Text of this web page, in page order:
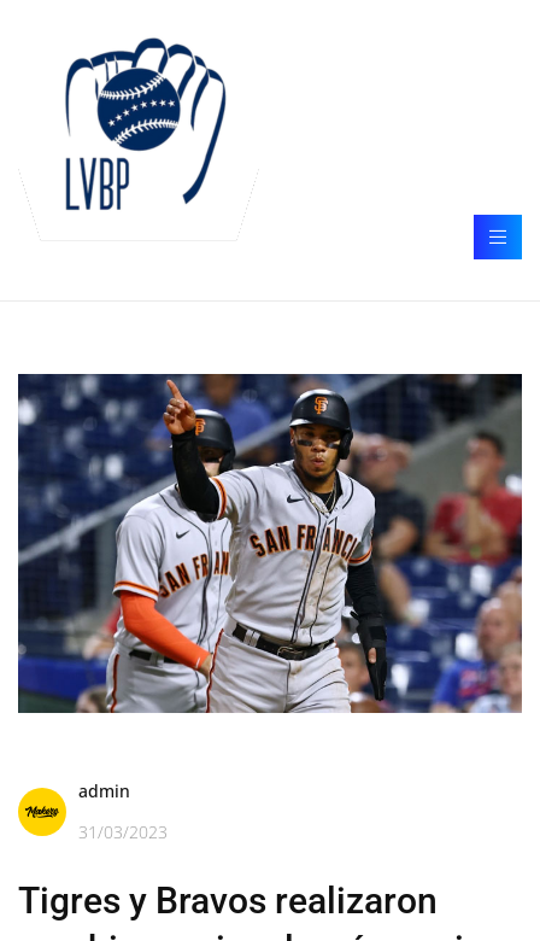
admin
31/03/2023
Tigres y Bravos realizaron